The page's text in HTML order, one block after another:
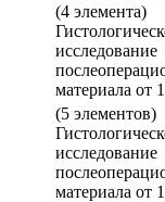
(4 элемента)
исследование
материала от
(5 элементов)
исследование
материала от